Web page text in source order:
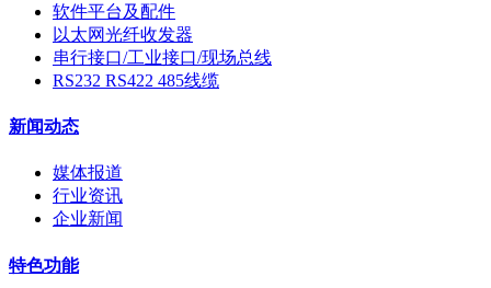
软件平台及配件
以太网光纤收发器
串行接口/工业接口/现场总线
RS232 RS422 485线缆
新闻动态
媒体报道
行业资讯
企业新闻
特色功能